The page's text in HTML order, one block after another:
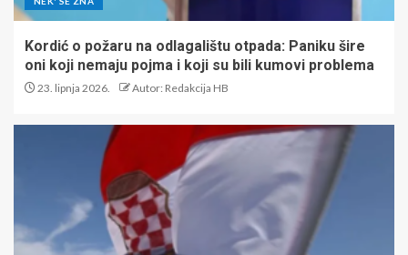
Kordić o požaru na odlagalištu otpada: Paniku šire
oni koji nemaju pojma i koji su bili kumovi problema
23. lipnja 2026. Autor: Redakcija HB